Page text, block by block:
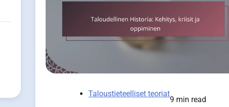
Taloustieteelliset teoriat
9 min read